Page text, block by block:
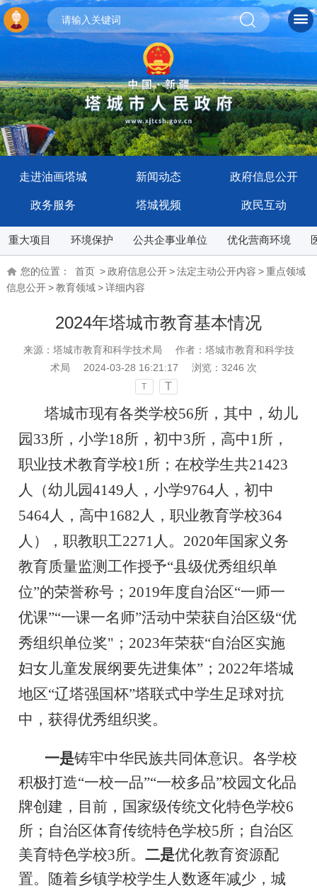
走进油画塔城 新闻动态 政府信息公开
政务服务 塔城视频 政民互动
重大项目 环境保护 公共企事业单位 优化营商环境
您的位置： 首页 >政府信息公开>法定主动公开内容 >重点领域
信息公开>教育领域>详细内容
2024年塔城市教育基本情况
来源：塔城市教育和科学技术局
作者：塔城市教育和科学技
术局
2024-03-28 16:21:17 浏览： 3246 次
T T
塔城市现有各类学校56所，其中，幼儿
园33所，小学18所，初中3所，高中1 所，
职业技术教育学校1 所；在校学生共21423
人（幼儿园4149 人，小学9764人，初中
5464人，高中1682 人，职业教育学校364
人），职教职工2271 人。 2020年国家义务
教育质量监测工作授予“县级优秀组织单
位”的荣誉称号； 2019年度自治区“一师一
优课”“一课一名师”活动中荣获自治区级“优
秀组织单位奖" ； 2023年荣获“自治区实施
妇女儿童发展纲要先进集体” ； 2022年塔城
地区“辽塔强国杯”塔联式中学生足球对抗
中，获得优秀组织奖。
一是铸牢中华民族共同体意识。各学校
积极打造“一校一品”“一校多品”校园文化品
牌创建 ，目前， 国家级传统文化特色学校6
所；自治区体育传统特色学校5所 ；自治区
美育特色学校3所。二是优化教育资源配
置。随着乡镇学校学生人数逐年减少，城